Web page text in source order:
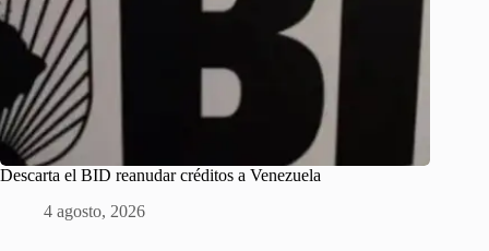
Descarta el BID reanudar créditos a Venezuela
4 agosto, 2026